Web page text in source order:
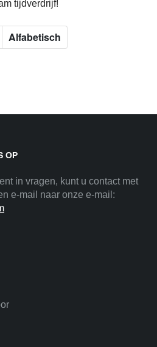
tijdverdrijf!
Alfabetisch
OP
in vragen, kunt u contact met
e-mail naar onze e-mail: